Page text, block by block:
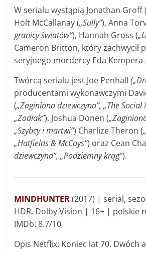
W serialu wystąpią Jonathan Groff
Holt McCallanay („Sully”), Anna
granicy światów”), Hannah Gross (
Cameron Britton, który zachwycił
seryjnego mordercy Eda Kempera .
Twórcą serialu jest Joe Penhall
producentami wykonawczymi
(„Zaginiona dziewczyna”, „The Social
„Zodiak”), Joshua Donen (
„Szybcy i martwi”) Charlize Theron (
„Hatfields & McCoys”) oraz Cean
dziewczyna”, „Podziemny krąg”).
MINDHUNTER(2017) | serial,
HDR, Dolby Vision | 16+ | polskie
IMDb: 8.7/10
Opis Netflix: Koniec lat 70. Dwóch